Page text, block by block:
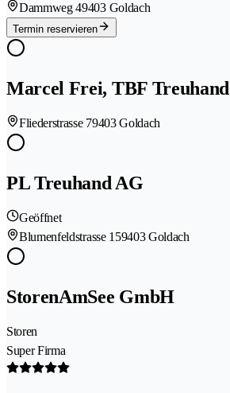
Dammweg 49403 Goldach
Termin reservieren
Marcel Frei, TBF Treuhand
Fliederstrasse 79403 Goldach
PL Treuhand AG
Geöffnet
Blumenfeldstrasse 159403 Goldach
StorenAmSee GmbH
Storen
Super Firma